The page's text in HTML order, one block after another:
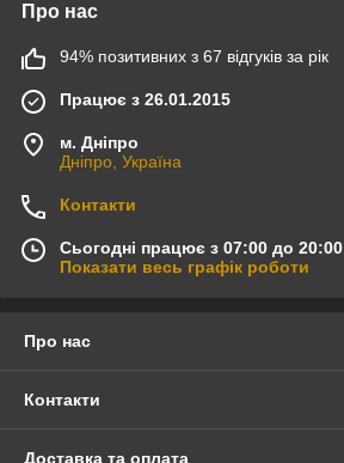
Про нас
94% позитивних з 67 відгуків за рік
Працює з 26.01.2015
м. Дніпро
Дніпро, Україна
Контакти
Сьогодні працює з 07:00 до 20:00
Показати весь графік роботи
Про нас
Контакти
Доставка та оплата